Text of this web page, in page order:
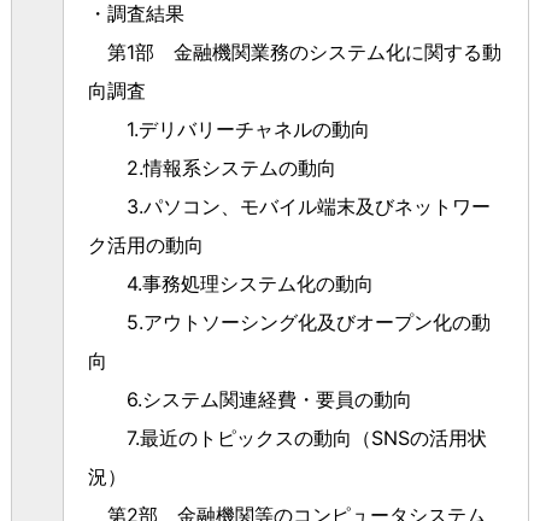
・調査結果
第1部 金融機関業務のシステム化に関する動
向調査
1.デリバリーチャネルの動向
2.情報系システムの動向
3.パソコン、モバイル端末及びネットワー
ク活用の動向
4.事務処理システム化の動向
5.アウトソーシング化及びオープン化の動
向
6.システム関連経費・要員の動向
7.最近のトピックスの動向（SNSの活用状
況）
第2部 金融機関等のコンピュータシステム